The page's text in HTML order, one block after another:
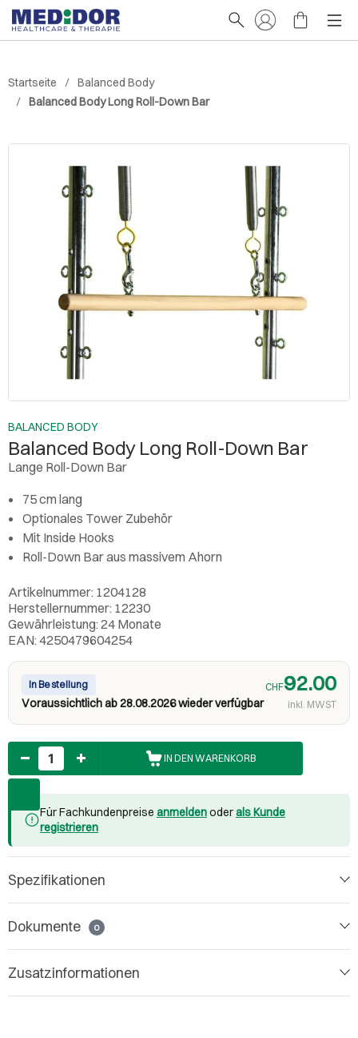
Startseite
Balanced Body
Balanced Body Long Roll-Down Bar
BALANCED BODY
Balanced Body Long Roll-Down Bar
Lange Roll-Down Bar
75 cm lang
Optionales Tower Zubehör
Mit Inside Hooks
Roll-Down Bar aus massivem Ahorn
Artikelnummer: 1204128
Herstellernummer: 12230
Gewährleistung: 24 Monate
EAN: 4250479604254
In Bestellung
Voraussichtlich ab 28.08.2026 wieder verfügbar
CHF92.00
inkl. MWST
Anzahl
IN DEN WARENKORB
Für Fachkundenpreise anmeldenoderals Kunde
registrieren
Spezifikationen
Dokumente 0
Zusatzinformationen